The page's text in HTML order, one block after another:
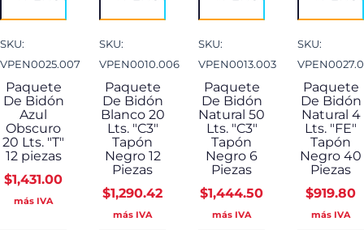
SKU:
VPEN0025.007
Paquete
De Bidón
Azul
Obscuro
20 Lts. "T"
12 piezas
$1,431.00
más IVA
SKU:
VPEN0010.006
Paquete
De Bidón
Blanco 20
Lts. "C3"
Tapón
Negro 12
Piezas
$1,290.42
más IVA
SKU:
VPEN0013.003
Paquete
De Bidón
Natural 50
Lts. "C3"
Tapón
Negro 6
Piezas
$1,444.50
más IVA
SKU:
Paquete
De Bidón
Natural 4
Lts. "FE"
Tapón
Negro 40
Piezas
$919.80
más IVA